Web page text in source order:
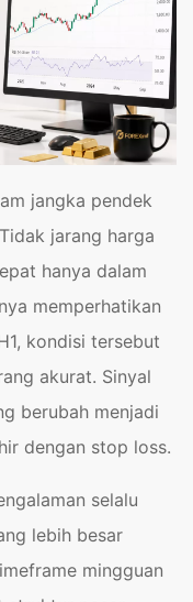
jangka pendek
jarang harga
hanya dalam
memperhatikan
kondisi tersebut
akurat. Sinyal
berubah menjadi
dengan stop loss.
selalu
lebih besar
mingguan